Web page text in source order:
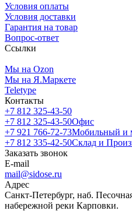
Условия оплаты
Условия доставки
Гарантия на товар
Вопрос-ответ
Ссылки
Мы на Ozon
Мы на Я.Маркете
Teletype
Контакты
+7 812 325-43-50
+7 812 325-43-50Офис
+7 921 766-72-73Мобильный и
+7 812 335-42-50Склад и
Заказать звонок
E-mail
mail@sidose.ru
Адрес
Санкт-Петербург, наб.
набережной реки Карповки.